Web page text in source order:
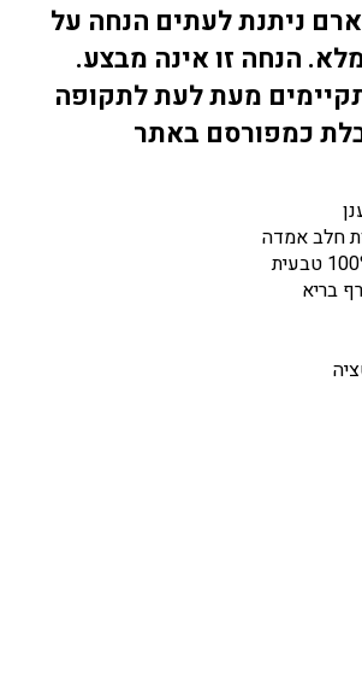
ניתנת לעתים הנחה על
הנחה זו אינה מבצע.
מעת לעת לתקופה
כמפורסם באתר
חלב אמדה
בריא